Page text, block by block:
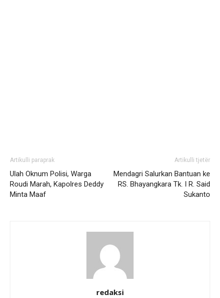
Artikulli paraprak
Ulah Oknum Polisi, Warga
Roudi Marah, Kapolres Deddy
Minta Maaf
Artikulli tjetër
Mendagri Salurkan Bantuan ke
RS. Bhayangkara Tk. I R. Said
Sukanto
redaksi